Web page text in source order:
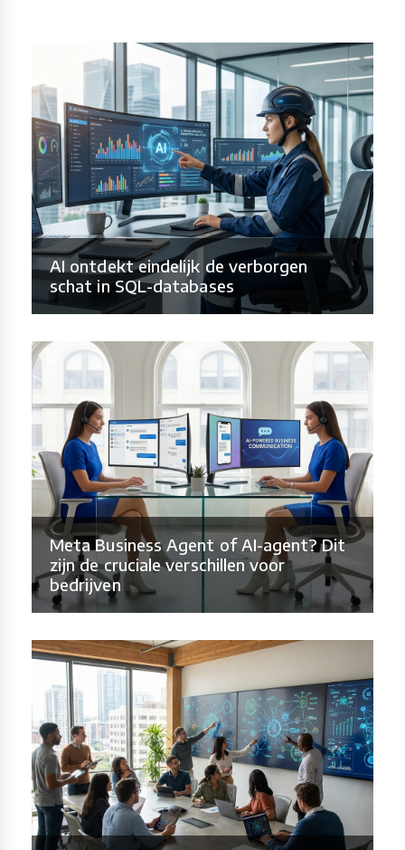
AI ontdekt eindelijk de verborgen
schat in SQL-databases
Meta Business Agent of AI-agent? Dit
zijn de cruciale verschillen voor
bedrijven